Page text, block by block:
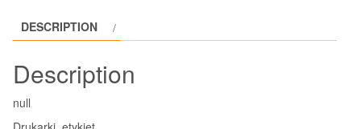
DESCRIPTION
Description
null